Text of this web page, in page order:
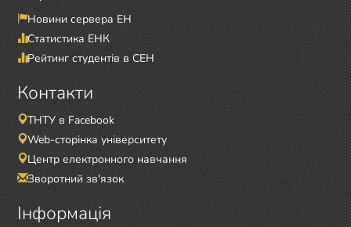
Новини сервера ЕН
Статистика ЕНК
Рейтинг студентів в СЕН
Контакти
ТНТУ в Facebook
Web-сторінка університету
Центр електронного навчання
Зворотний зв'язок
Інформація